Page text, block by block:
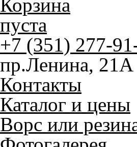
Корзина
пуста
+7 (351) 277-
пр.Ленина, 21А
Контакты
Каталог и цены
Ворс или